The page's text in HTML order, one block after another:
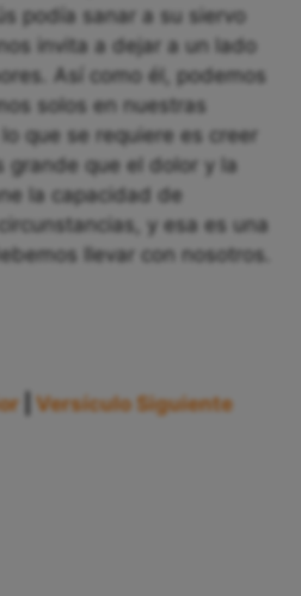
podía sanar a su siervo
invita a dejar a un lado
Así como él, podemos
solos en nuestras
que se requiere es creer
grande que el dolor y la
la capacidad de
y esa es una
llevar con nosotros.
Versículo Siguiente